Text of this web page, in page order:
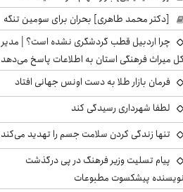
[دکتر محمد طاهری] بحران برای سومین تنگه
چرا اردبیل قطب گردشگری نشده است؟ | مدیر
کل میراث فرهنگی استان به اطلاعات پاسخ می‌دهد
فرمان بازار طلا به دست اونس جهانی افتاد
لطفا شهرداری رسیدگی کند
تنها زندگی کردن سلامت جسم را تهدید می‌کند
پیام تسلیت وزیر فرهنگ در پی درگذشت
نویسنده پیشکسوت مطبوعات